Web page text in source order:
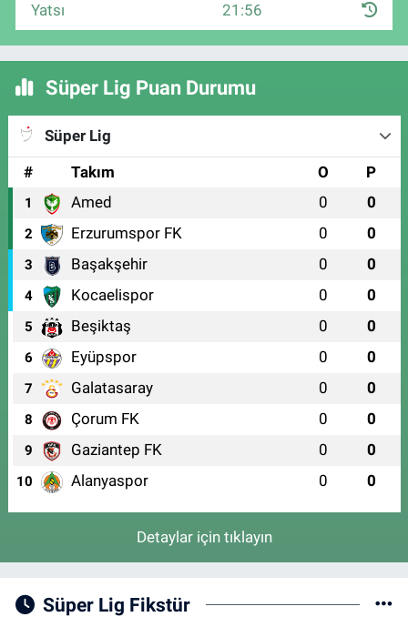
Yatsı 21:56
Süper Lig Puan Durumu
Süper Lig
#
Takım O P
1 Amed 0 0
2 Erzurumspor FK 0 0
3 Başakşehir 0 0
4 Kocaelispor 0 0
5 Beşiktaş 0 0
6 Eyüpspor 0 0
7 Galatasaray 0 0
8 Çorum FK 0 0
9 Gaziantep FK 0 0
10 Alanyaspor 0 0
Detaylar için tıklayın
Süper Lig Fikstür